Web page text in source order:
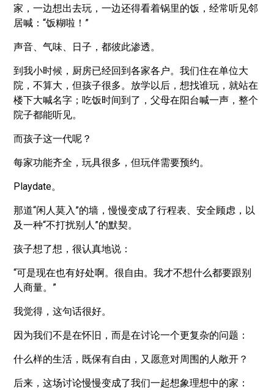
家，一边想出去玩，一边还得看着锅里的饭，经常听见邻
居喊：“饭糊啦！”
声音、气味、日子，都彼此渗透。
到我小时候，厨房已经回到各家各户。我们住在单位大
院，不算大，但孩子很多。放学以后，想找谁玩，就站在
楼下大喊名字；吃饭时间到了，父母在阳台喊一声，整个
院子都能听见。
而孩子这一代呢？
每家功能齐全，玩具很多，但玩伴需要预约。
Playdate。
那道“闲人莫入”的墙，慢慢变成了行程表、安全顾虑，以
及一种“不打扰别人”的默契。
孩子想了想，很认真地说：
“可是现在也有好处啊。很自由。我才不想什么都要跟别
人商量。”
我觉得，这句话很好。
因为我们不是在怀旧，而是在讨论一个更复杂的问题：
什么样的生活，既保有自由，又愿意对周围的人敞开？
后来，这场讨论慢慢变成了我们一起想象理想中的家：